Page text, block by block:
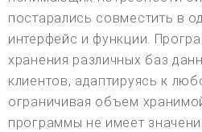
постарались совместить в
интерфейс и функции.
хранения различных баз
клиентов, адаптируясь к
ограничивая объем
программы не имеет